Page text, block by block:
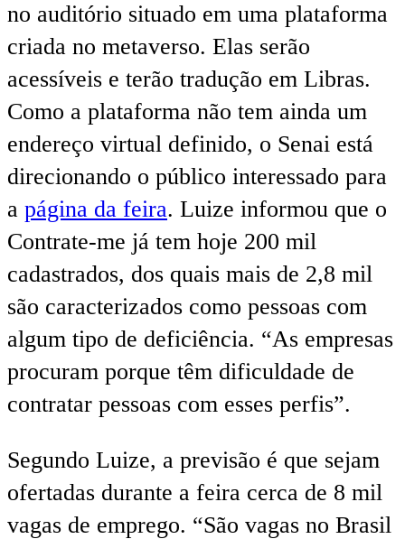
no auditório situado em uma plataforma
criada no metaverso. Elas serão
acessíveis e terão tradução em Libras.
Como a plataforma não tem ainda um
endereço virtual definido, o Senai está
direcionando o público interessado para
a página da feira. Luize informou que o
Contrate-me já tem hoje 200 mil
cadastrados, dos quais mais de 2,8 mil
são caracterizados como pessoas com
algum tipo de deficiência. “As empresas
procuram porque têm dificuldade de
contratar pessoas com esses perfis”.
Segundo Luize, a previsão é que sejam
ofertadas durante a feira cerca de 8 mil
vagas de emprego. “São vagas no Brasil